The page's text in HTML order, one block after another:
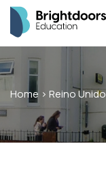
Home > Reino Unido